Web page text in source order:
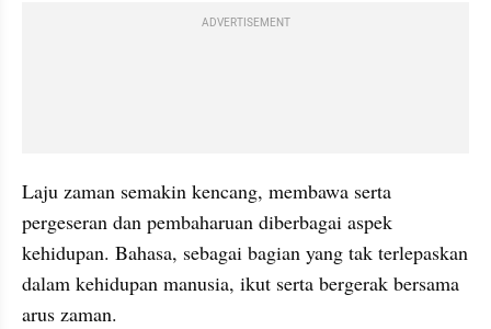
ADVERTISEMENT
Laju zaman semakin kencang, membawa serta
pergeseran dan pembaharuan diberbagai aspek
kehidupan. Bahasa, sebagai bagian yang tak terlepaskan
dalam kehidupan manusia, ikut serta bergerak bersama
arus zaman.